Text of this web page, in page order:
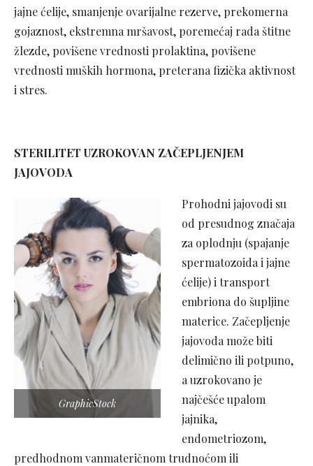
jajne ćelije, smanjenje ovarijalne rezerve, prekomerna
gojaznost, ekstremna mršavost, poremećaj rada štitne
žlezde, povišene vrednosti prolaktina, povišene
vrednosti muških hormona, preterana fizička aktivnost
i stres.
STERILITET UZROKOVAN ZAČEPLJENJEM
JAJOVODA
GraphicStock
Prohodni jajovodi su
od presudnog značaja
za oplodnju (spajanje
spermatozoida i jajne
ćelije) i transport
embriona do šupljine
materice. Začepljenje
jajovoda može biti
delimično ili potpuno,
a uzrokovano je
najčešće upalom
jajnika,
endometriozom,
predhodnom vanmateričnom trudnoćom ili